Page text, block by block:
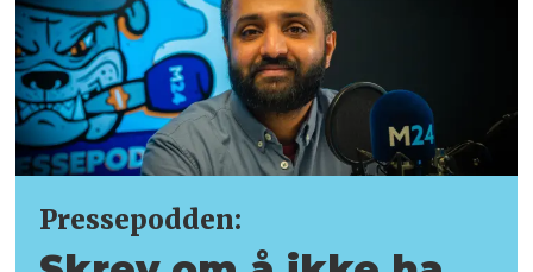
Pressepodden: